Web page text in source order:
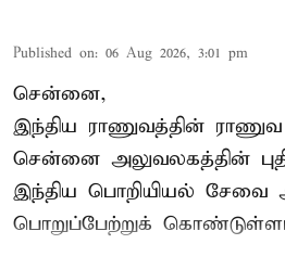
Published on: 06 Aug 2026, 3:01 pm
சென்னை,
இந்திய ராணுவத்தின்
சென்னை அலுவலகத்தின்
இந்திய பொறியியல் சேவை
பொறுப்பேற்றுக்